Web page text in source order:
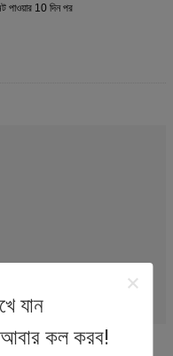
যান
কল করব!
পাওয়ার 10 দিন পর